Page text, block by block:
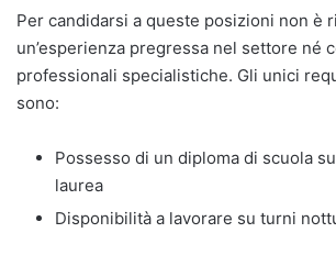
Per candidarsi a queste posizioni non è
un’esperienza pregressa nel settore né
professionali specialistiche. Gli unici
sono:
Possesso di un diploma di scuola
laurea
Disponibilità a lavorare su turni